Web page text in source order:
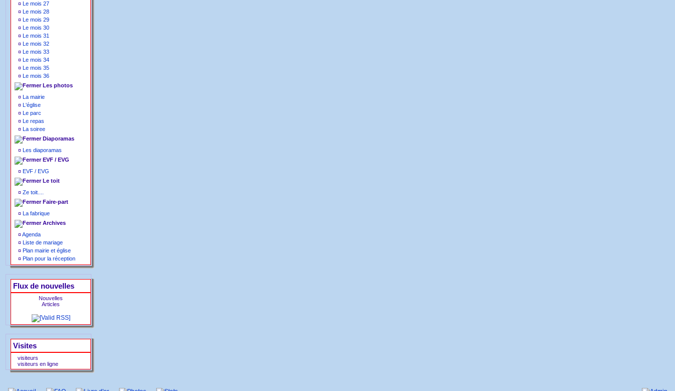
¤ Le mois 27
¤ Le mois 28
¤ Le mois 29
¤ Le mois 30
¤ Le mois 31
¤ Le mois 32
¤ Le mois 33
¤ Le mois 34
¤ Le mois 35
¤ Le mois 36
Les photos
¤ La mairie
¤ L'église
¤ Le parc
¤ Le repas
¤ La soiree
Diaporamas
¤ Les diaporamas
EVF / EVG
¤ EVF / EVG
Le toit
¤ Ze toit....
Faire-part
¤ La fabrique
Archives
¤Agenda
¤ Liste de mariage
¤ Plan mairie et église
¤ Plan pour la réception
Flux de nouvelles
Nouvelles
Articles
Visites
visiteurs
visiteurs en ligne